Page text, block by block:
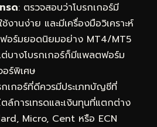
รด: ตรวจสอบว่าโบรกเกอร์มี
านง่าย และมีเครื่องมือวิเคราะห์
ฟอร์มยอดนิยมอย่าง MT4/MT5
บางโบรกเกอร์ก็มีแพลตฟอร์ม
ร์พิเศษ
กเกอร์ที่ดีควรมีประเภทบัญชีที่
ล์การเทรดและเงินทุนที่แตกต่าง
Micro, Cent หรือ ECN